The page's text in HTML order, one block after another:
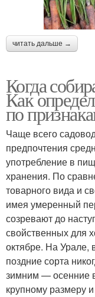
читать дальше →
Когда
Как
по
Чаще всего
предпочтения
употребление в
хранения. По
товарного вида и
имея умеренный
созревают до
свойственных для
октябре. На Урале,
поздние сорта
зимним — осенние
крупному размеру